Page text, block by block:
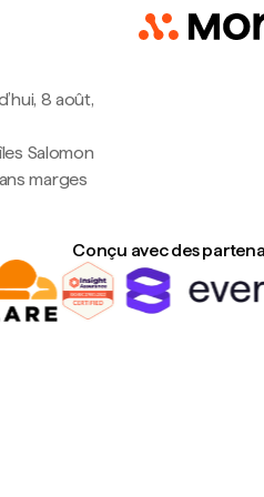
8 août,
Salomon
marges
Conçu avec des